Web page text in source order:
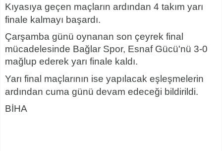
Kıyasıya geçen maçların ardından 4 takım yarı
finale kalmayı başardı.
Çarşamba günü oynanan son çeyrek final
mücadelesinde Bağlar Spor, Esnaf Gücü'nü 3-0
mağlup ederek yarı finale kaldı.
Yarı final maçlarının ise yapılacak eşleşmelerin
ardından cuma günü devam edeceği bildirildi.
BİHA